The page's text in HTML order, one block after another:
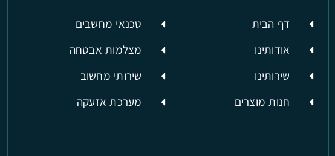
דף הבית
אודותינו
שירותינו
חנות מוצרים
טכנאי מחשבים
מצלמות אבטחה
שירותי מחשוב
מערכת אזעקה